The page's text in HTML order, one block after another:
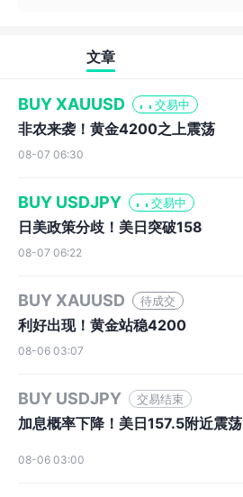
文章
BUY XAUUSD 交易中
非农来袭！黄金4200之上震荡
08-07 06:30
BUY USDJPY 交易中
日美政策分歧！美日突破158
08-07 06:22
BUY XAUUSD 待成交
利好出现！黄金站稳4200
08-06 03:07
BUY USDJPY 交易结束
加息概率下降！美日157.5附近震荡
08-06 03:00